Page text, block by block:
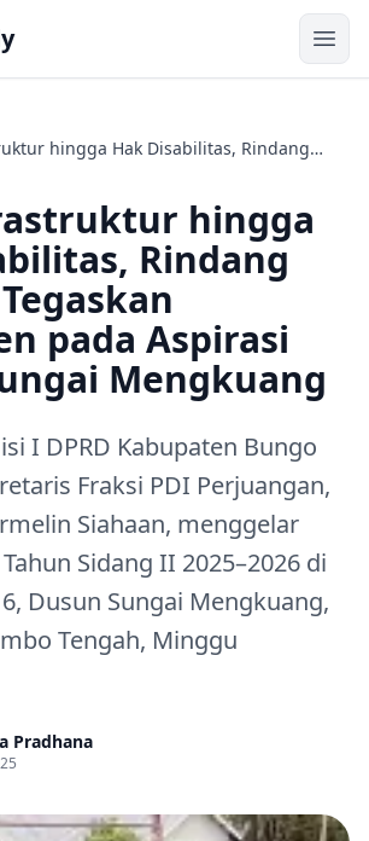
hingga Hak Disabilitas, Rindang
hingga
Rindang
pada Aspirasi
Mengkuang
I DPRD Kabupaten Bungo
Fraksi PDI Perjuangan,
Siahaan, menggelar
Sidang II 2025–2026 di
Dusun Sungai Mengkuang,
Tengah, Minggu
Pradhana